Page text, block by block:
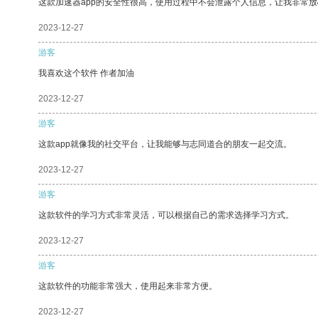
这款加速器app的安全性很高，使用过程中不会泄露个人信息，让我非常
2023-12-27
游客
我喜欢这个软件 作者加油
2023-12-27
游客
这款app就像我的社交平台，让我能够与志同道合的朋友一起交流。
2023-12-27
游客
这款软件的学习方式非常灵活，可以根据自己的需求选择学习方式。
2023-12-27
游客
这款软件的功能非常强大，使用起来非常方便。
2023-12-27